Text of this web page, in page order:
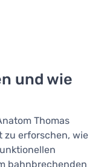
und wie
Thomas
zu erforschen, wie
bahnbrechenden